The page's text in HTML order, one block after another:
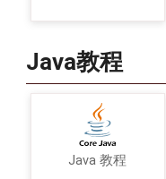
Java教程
Java 教程